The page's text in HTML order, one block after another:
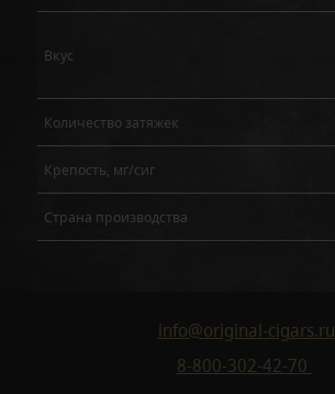
Вкус
Количество затяжек
Крепость, мг/сиг
Страна производства
info@original-cigars.ru
8-800-302-42-70